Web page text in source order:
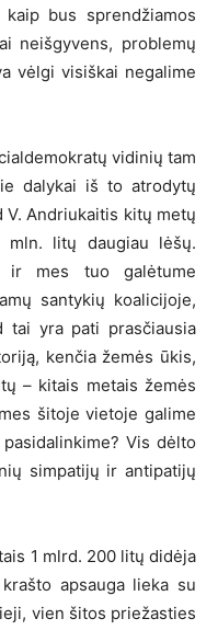
bus sprendžiamos
neišgyvens, problemų
vėlgi visiškai negalime
vidinių tam
dalykai iš to atrodytų
Andriukaitis kitų metų
mln. litų daugiau lėšų.
ir mes tuo galėtume
santykių koalicijoje,
tai yra pati prasčiausia
kenčia žemės ūkis,
– kitais metais žemės
šitoje vietoje galime
Vis dėlto
simpatijų ir antipatijų
1 mlrd. 200 litų didėja
apsauga lieka su
vien šitos priežasties